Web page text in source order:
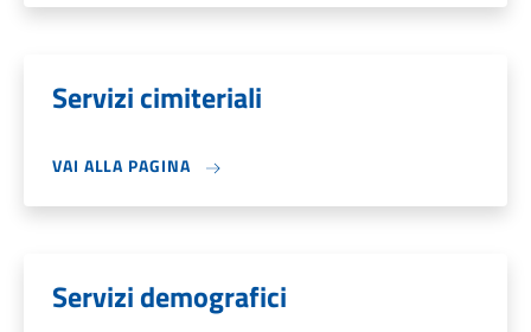
Servizi cimiteriali
VAI ALLA PAGINA
Servizi demografici